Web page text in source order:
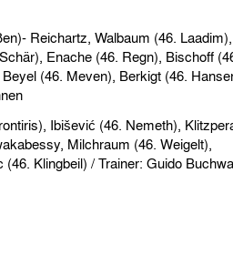
Reichartz, Walbaum (46. Laadim),
Enache (46. Regn), Bischoff
(46. Meven), Berkigt (46.
Markus Lehnen
Stehle (59. Polenz), Stuckmann, Vukovic (46. Klingbeil) /